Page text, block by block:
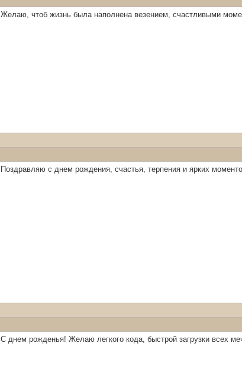
Желаю, чтоб жизнь была наполнена везением, счастливыми
Поздравляю с днем рождения, счастья, терпения и ярких
С днем ​​рожденья! Желаю легкого кода, быстрой загрузки всех